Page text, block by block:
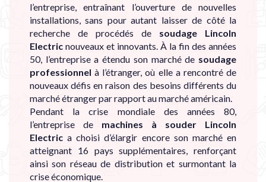
l’entreprise, entraînant l’ouverture de nouvelles
installations, sans pour autant laisser de côté la
recherche de procédés de soudage Lincoln
Electric nouveaux et innovants. À la fin des années
50, l’entreprise a étendu son marché de soudage
professionnel à l’étranger, où elle a rencontré de
nouveaux défis en raison des besoins différents du
marché étranger par rapport au marché américain.
Pendant la crise mondiale des années 80,
l’entreprise de machines à souder Lincoln
Electric a choisi d’élargir encore son marché en
atteignant 16 pays supplémentaires, renforçant
ainsi son réseau de distribution et surmontant la
crise économique.